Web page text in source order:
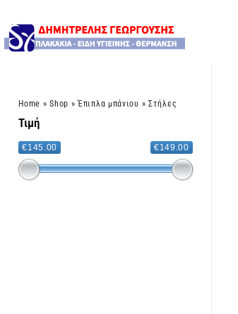
Home » Shop » Έπιπλα μπάνιου » Στήλες
Τιμή
€145.00 €149.00